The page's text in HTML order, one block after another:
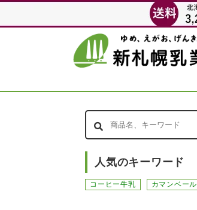
人気のキーワード
コーヒー牛乳 カマンベール